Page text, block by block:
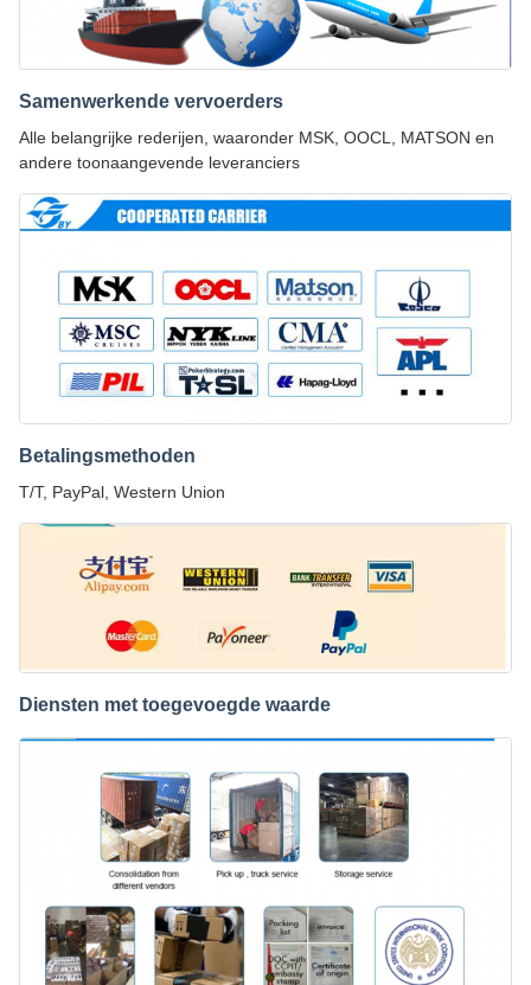
Samenwerkende vervoerders
Alle belangrijke rederijen, waaronder MSK, OOCL, MATSON en
andere toonaangevende leveranciers
Betalingsmethoden
T/T, PayPal, Western Union
Diensten met toegevoegde waarde